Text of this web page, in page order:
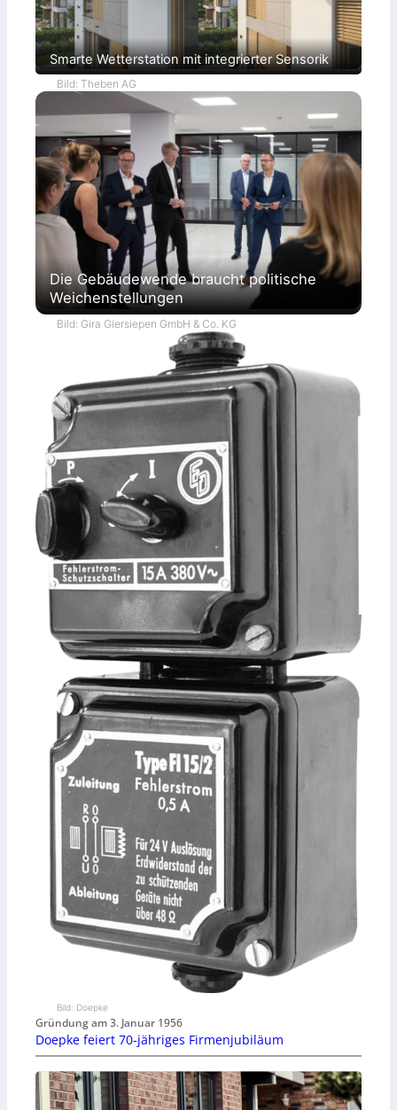
Smarte Wetterstation mit integrierter Sensorik
Bild: Theben AG
Die Gebäudewende braucht politische
Weichenstellungen
Bild: Gira Giersiepen GmbH & Co. KG
Bild: Doepke
Gründung am 3. Januar 1956
Doepke feiert 70-jähriges Firmenjubiläum